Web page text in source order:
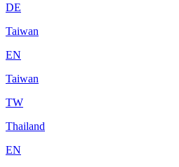
DE
Taiwan
EN
Taiwan
TW
Thailand
EN